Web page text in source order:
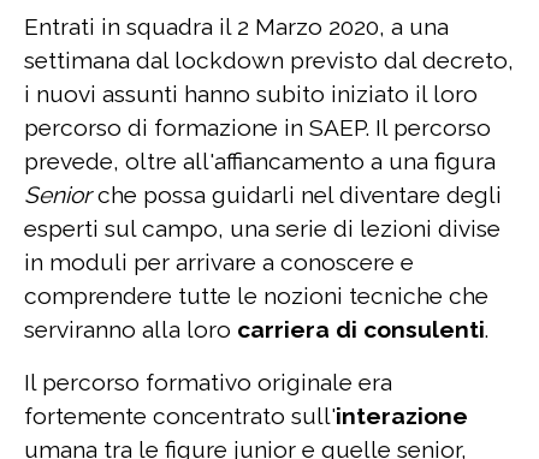
Entrati in squadra il 2 Marzo 2020, a una
settimana dal lockdown previsto dal decreto,
i nuovi assunti hanno subito iniziato il loro
percorso di formazione in SAEP. Il percorso
prevede, oltre all'affiancamento a una figura
Seniorche possa guidarli nel diventare degli
esperti sul campo, una serie di lezioni divise
in moduli per arrivare a conoscere e
comprendere tutte le nozioni tecniche che
serviranno alla loro carriera di consulenti.
Il percorso formativo originale era
fortemente concentrato sull'interazione
umana tra le figure junior e quelle senior,